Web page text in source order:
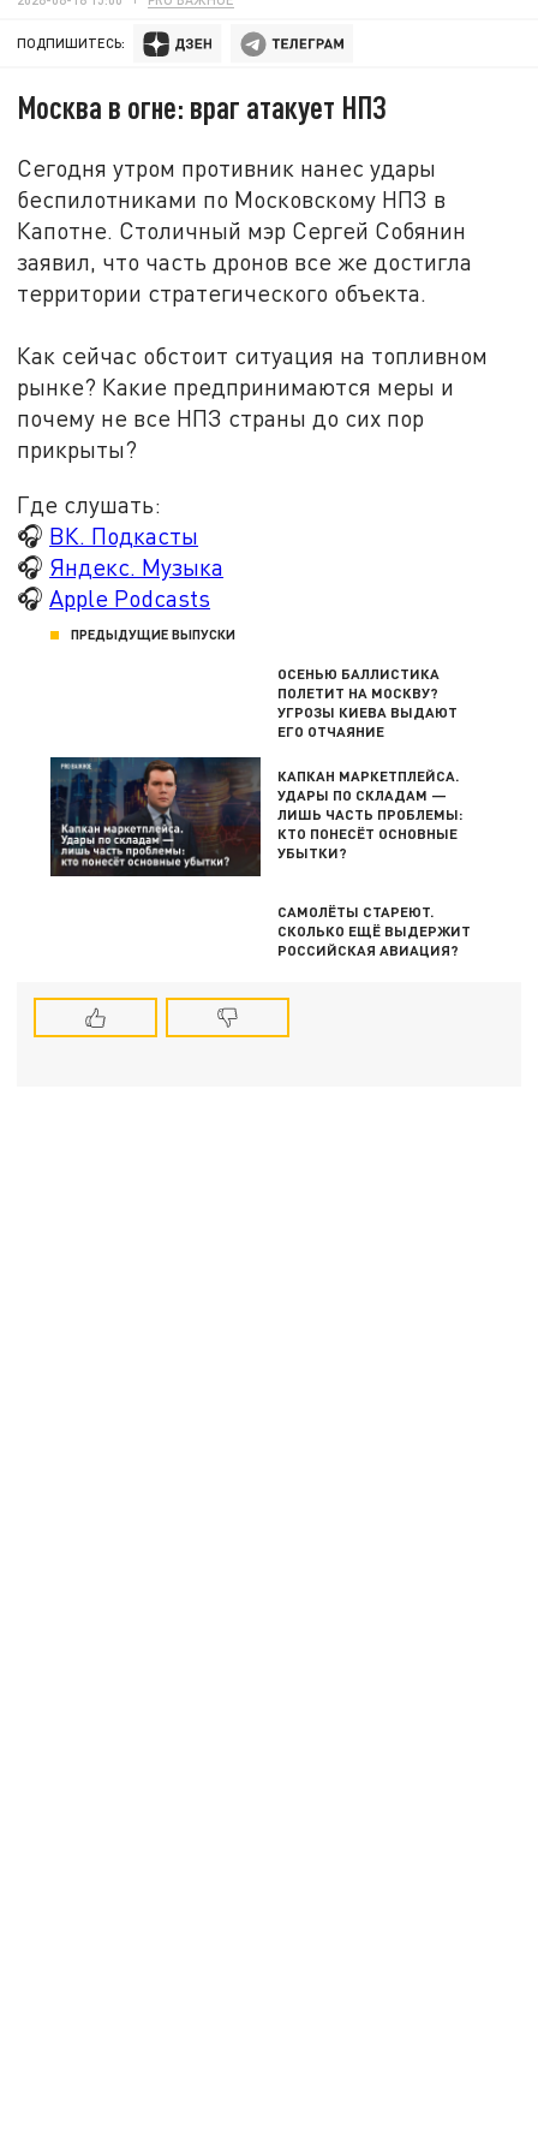
ПОДПИШИТЕСЬ:
Москва в огне: враг атакует НПЗ
Сегодня утром противник нанес удары
беспилотниками по Московскому НПЗ в
Капотне. Столичный мэр Сергей Собянин
заявил, что часть дронов все же достигла
территории стратегического объекта.
Как сейчас обстоит ситуация на топливном
рынке? Какие предпринимаются меры и
почему не все НПЗ страны до сих пор
прикрыты?
Где слушать:
🎧 ВК. Подкасты
🎧 Яндекс. Музыка
🎧 Apple Podcasts
ПРЕДЫДУЩИЕ ВЫПУСКИ
ОСЕНЬЮ БАЛЛИСТИКА
ПОЛЕТИТ НА МОСКВУ?
УГРОЗЫ КИЕВА ВЫДАЮТ
ЕГО ОТЧАЯНИЕ
КАПКАН МАРКЕТПЛЕЙСА.
УДАРЫ ПО СКЛАДАМ —
ЛИШЬ ЧАСТЬ ПРОБЛЕМЫ:
КТО ПОНЕСЁТ ОСНОВНЫЕ
УБЫТКИ?
САМОЛЁТЫ СТАРЕЮТ.
СКОЛЬКО ЕЩЁ ВЫДЕРЖИТ
РОССИЙСКАЯ АВИАЦИЯ?